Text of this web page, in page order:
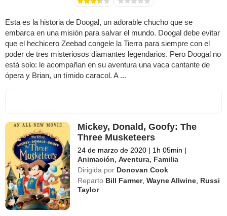
Esta es la historia de Doogal, un adorable chucho que se
embarca en una misión para salvar el mundo. Doogal debe evitar
que el hechicero Zeebad congele la Tierra para siempre con el
poder de tres misteriosos diamantes legendarios. Pero Doogal no
está solo: le acompañan en su aventura una vaca cantante de
ópera y Brian, un tímido caracol. A ...
Mickey, Donald, Goofy: The
Three Musketeers
24 de marzo de 2020 | 1h 05min |
Animación ,Aventura Familia
Dirigida por Donovan Cook
Reparto Bill Farmer,Wayne Allwine Russi
Taylor